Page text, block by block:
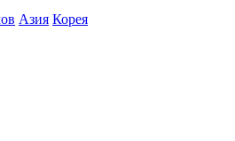
Азия Корея